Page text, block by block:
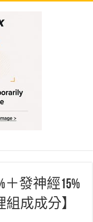
＋發神經15%
成成分】